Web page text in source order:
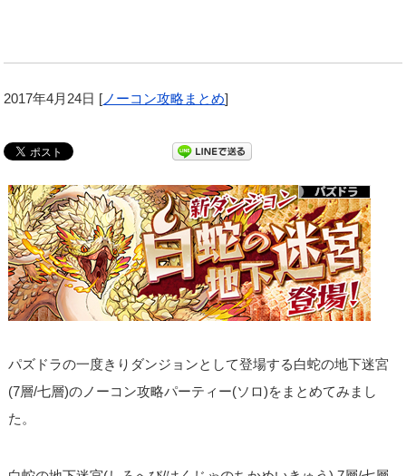
2017年4月24日 [ ノーコン攻略まとめ]
パズドラの一度きりダンジョンとして登場する白蛇の地下迷宮
(7層/七層)のノーコン攻略パーティー(ソロ)をまとめてみまし
た。